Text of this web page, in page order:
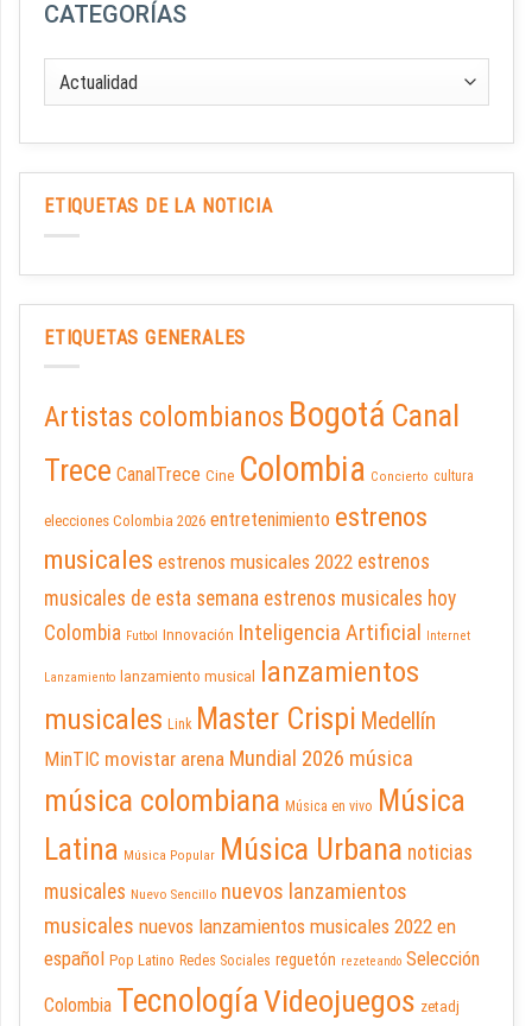
CATEGORÍAS
ETIQUETAS DE LA NOTICIA
ETIQUETAS GENERALES
Artistas colombianos Bogotá Canal
Trece CanalTrece Cine Colombia Concierto cultura
elecciones Colombia 2026 entretenimiento estrenos
musicales estrenos musicales 2022 estrenos
musicales de esta semana estrenos musicales hoy
Colombia Futbol Innovación Inteligencia Artificial Internet
Lanzamiento lanzamiento musical
lanzamientos
musicales Link Master Crispi Medellín
MinTIC movistar arena Mundial 2026 música
música colombiana Música en vivo Música
Latina Música Popular Música Urbana noticias
musicales Nuevo Sencillo nuevos lanzamientos
musicales nuevos lanzamientos musicales 2022 en
español Pop Latino Redes Sociales reguetón rezeteando Selección
Colombia TecnologíaVideojuegos zetadj